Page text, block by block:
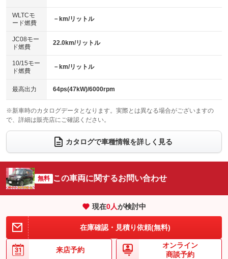
センターデフロック
：装備なし
電動格納ミラー
：装備あり
エアロ
：装備あり
：装備なし
パワーシート
ベンチシート
：装備あり
チップアップシート
：装備なし
：装備なし ：装備なし
ウォークスルー
：装備なし
電動リアゲート フロントカメラ
：装備なし
：装備なし ：装備あり
サイドカメラ
：装備なし ルーフレール
：装備なし
：装備なし
：装備なし
WLTCモ
ード燃費
－km/リットル
JC08モー
ド燃費
22.0km/リットル
10/15モー
ド燃費
－km/リットル
最高出力 64ps(47kW)/6000rpm
※新車時のカタログデータとなります。実際とは異なる場合がございますの
で、詳細は販売店にご確認ください。
カタログで車種情報を詳しく見る
無料 この車両に関するお問い合わせ
現在0人が検討中
在庫確認・見積り依頼(無料)
来店予約
オンライン
商談予約